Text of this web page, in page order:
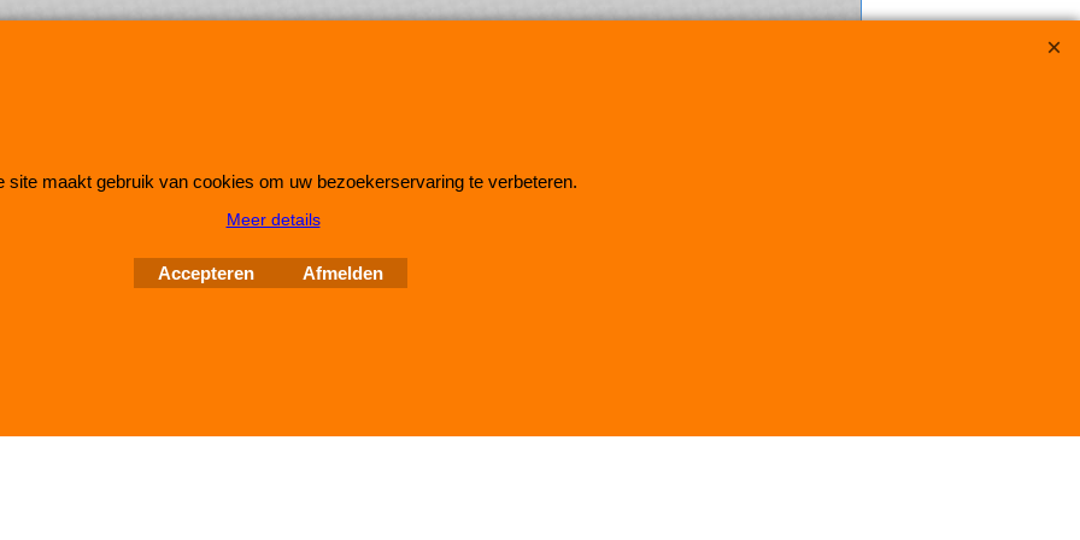
software.
site maakt gebruik van cookies om uw bezoekerservaring te verbeteren.
Meer details
Accepteren Afmelden